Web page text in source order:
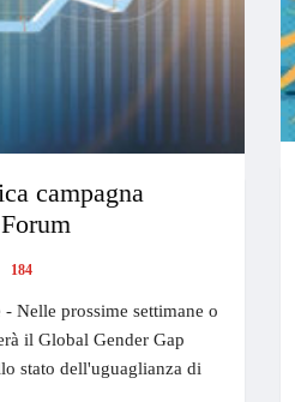
campagna
184
Nelle prossime settimane o
il Global Gender Gap
stato dell'uguaglianza di